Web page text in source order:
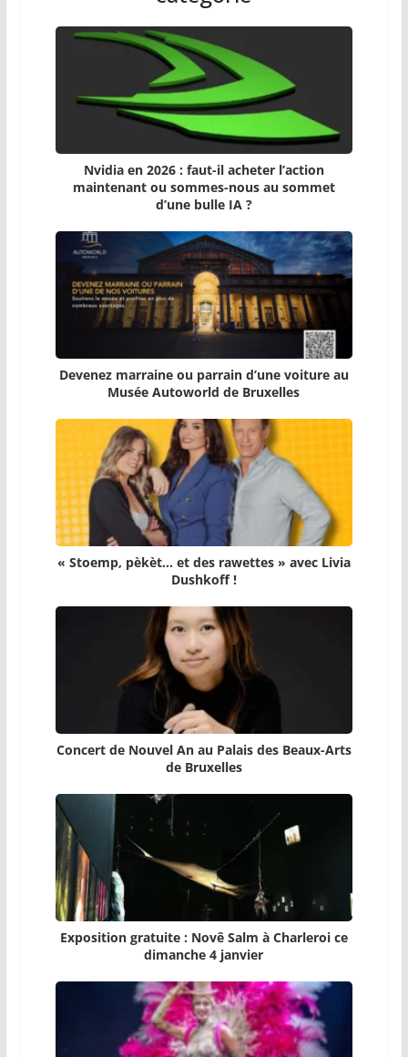
Nvidia en 2026 : faut-il acheter l’action
maintenant ou sommes-nous au sommet
d’une bulle IA ?
Devenez marraine ou parrain d’une voiture au
Musée Autoworld de Bruxelles
« Stoemp, pèkèt… et des rawettes » avec Livia
Dushkoff !
Concert de Nouvel An au Palais des Beaux-Arts
de Bruxelles
Exposition gratuite : Novê Salm à Charleroi ce
dimanche 4 janvier